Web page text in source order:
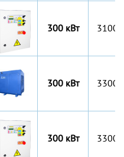
300 кВт
300 кВт
300 кВт